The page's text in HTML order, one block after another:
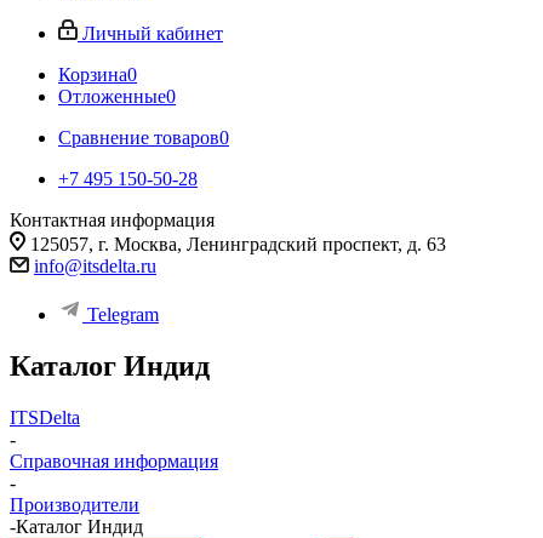
Личный кабинет
Корзина0
Отложенные0
Сравнение товаров0
+7 495 150-50-28
Контактная информация
125057, г. Москва, Ленинградский проспект, д. 63
info@itsdelta.ru
Telegram
Каталог Индид
ITSDelta
-
Справочная информация
-
Производители
-Каталог Индид